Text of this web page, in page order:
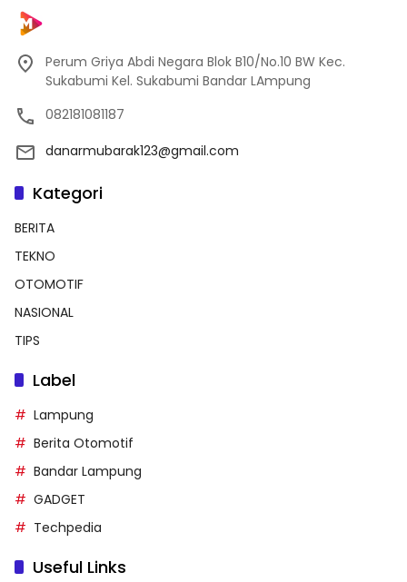
Perum Griya Abdi Negara Blok B10/No.10 BW Kec.
Sukabumi Kel. Sukabumi Bandar LAmpung
082181081187
danarmubarak123@gmail.com
Kategori
BERITA
TEKNO
OTOMOTIF
NASIONAL
TIPS
Label
Lampung
Berita Otomotif
Bandar Lampung
GADGET
Techpedia
Useful Links